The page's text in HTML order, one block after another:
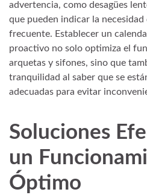
advertencia, como desagües
que pueden indicar la
frecuente. Establecer un
proactivo no solo optimiza el
arquetas y sifones, sino que
tranquilidad al saber que se
adecuadas para evitar
Soluciones
un
Óptimo